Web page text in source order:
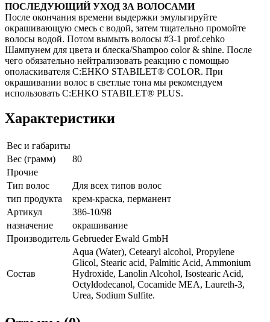
ПОСЛЕДУЮЩИЙ УХОД ЗА ВОЛОСАМИ
После окончания времени выдержки эмульгируйте
окрашивающую смесь с водой, затем тщательно промойте
волосы водой. Потом вымыть волосы #3-1 prof.cehko
Шампунем для цвета и блеска/Shampoo color & shine. После
чего обязательно нейтрализовать реакцию с помощью
ополаскивателя C:EHKO STABILET® COLOR. При
окрашивании волос в светлые тона мы рекомендуем
использовать C:EHKO STABILET® PLUS.
Характеристики
Вес и габариты
Вес (грамм)
80
Прочие
Тип волос
Для всех типов волос
тип продукта
крем-краска, перманент
Артикул
386-10/98
назначение
окрашивание
Производитель Gebrueder Ewald GmbH
Состав
Aqua (Water), Cetearyl alcohol, Propylene
Glicol, Stearic acid, Palmitic Acid, Ammonium
Hydroxide, Lanolin Alcohol, Isostearic Acid,
Octyldodecanol, Cocamide MEA, Laureth-3,
Urea, Sodium Sulfite.